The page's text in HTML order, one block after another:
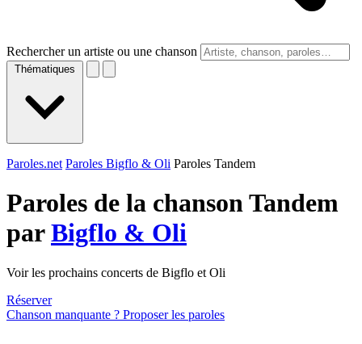
Rechercher un artiste ou une chanson
Thématiques
Paroles.net Paroles Bigflo & Oli Paroles Tandem
Paroles de la chanson Tandem
parBigflo & Oli
Voir les prochains concerts de Bigflo et Oli
Réserver
Chanson manquante ? Proposer les paroles